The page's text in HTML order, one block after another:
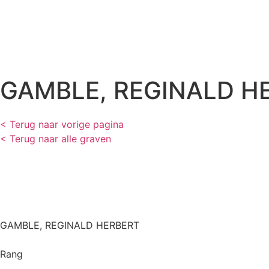
GAMBLE, REGINALD
< Terug naar vorige pagina
< Terug naar alle graven
GAMBLE, REGINALD HERBERT
Rang